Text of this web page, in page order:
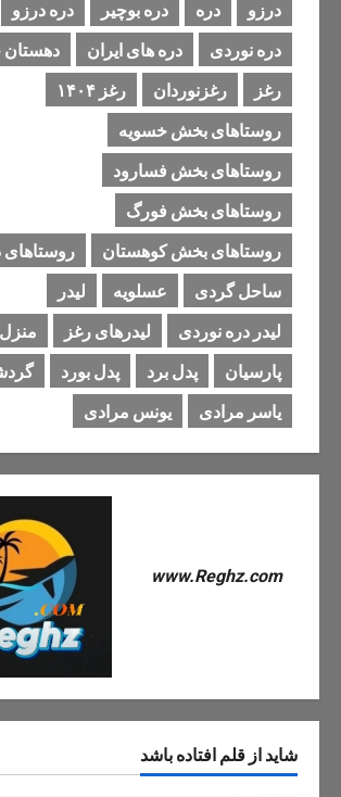
درزو
دره دره بوچیر
دره درزو
دره نوردی
دره های ایران
رغز
رغزنوردان
رغز ۱۴۰۴
روستاهای بخش خسویه
روستاهای بخش فسارود
روستاهای بخش فورگ
روستاهای بخش کوهستان
روستاهای
ساحل گردی
عسلویه
لیدر
لیدر دره نوردی
لیدرهای رغز
پارسیان
پدل برد پدل بورد
یاسر مرادی
یونس مرادی
www.Reghz.com
شاید از قلم افتاده باشد